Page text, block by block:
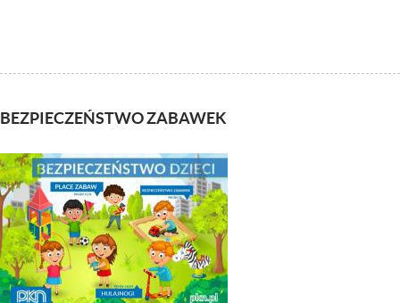
BEZPIECZEŃSTWO ZABAWEK